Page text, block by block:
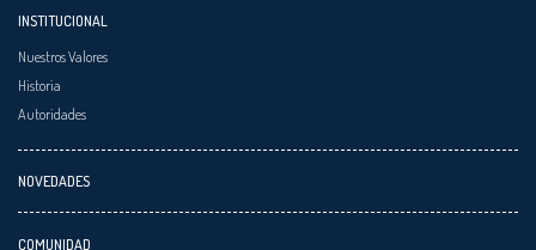
INSTITUCIONAL
Nuestros Valores
Historia
Autoridades
NOVEDADES
COMUNIDAD